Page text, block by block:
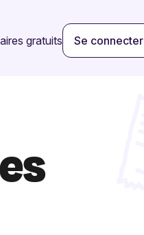
gratuits Se connecter